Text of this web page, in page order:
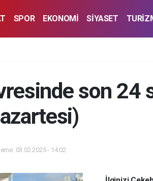
SPOR EKONOMİ SİYASET
son 24
03.02.2025 - 14:02